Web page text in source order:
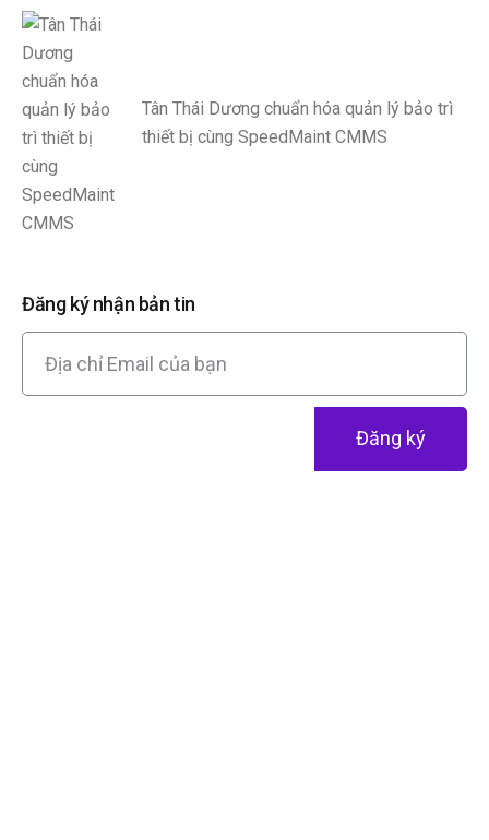
Tân Thái Dương chuẩn hóa quản lý bảo trì
thiết bị cùng SpeedMaint CMMS
Đăng ký nhận bản tin
Đăng ký